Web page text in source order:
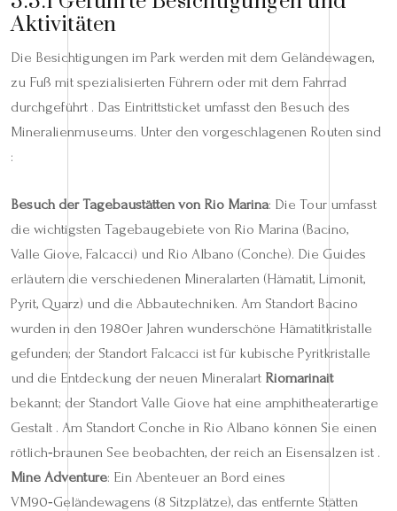
Aktivitäten
Die Besichtigungen im Park werden mit dem Geländewagen,
zu Fuß mit spezialisierten Führern oder mit dem Fahrrad
durchgeführt . Das Eintrittsticket umfasst den Besuch des
Mineralienmuseums. Unter den vorgeschlagenen Routen sind
:
Besuch der Tagebaustätten von Rio Marina: Die Tour umfasst
die wichtigsten Tagebaugebiete von Rio Marina (Bacino,
Valle Giove, Falcacci) und Rio Albano (Conche). Die Guides
erläutern die verschiedenen Mineralarten (Hämatit, Limonit,
Pyrit, Quarz) und die Abbautechniken. Am Standort Bacino
wurden in den 1980er Jahren wunderschöne Hämatitkristalle
gefunden; der Standort Falcacci ist für kubische Pyritkristalle
und die Entdeckung der neuen Mineralart Riomarinait
bekannt; der Standort Valle Giove hat eine amphitheaterartige
Gestalt . Am Standort Conche in Rio Albano können Sie einen
rötlich‑braunen See beobachten, der reich an Eisensalzen ist .
Mine Adventure: Ein Abenteuer an Bord eines
VM90‑Geländewagens (8 Sitzplätze), das entfernte Stätten